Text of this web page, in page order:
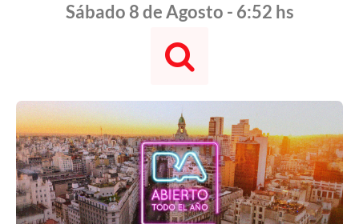
Sábado 8 de Agosto - 6:52 hs